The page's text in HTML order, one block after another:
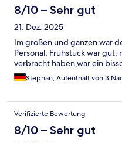
8/10 – Sehr gut
21. Dez. 2025
Im großen und ganzen war
Personal, Frühstück war
verbracht haben,war ein
Stephan, Aufenthalt von 3
Verifizierte Bewertung
8/10 – Sehr gut